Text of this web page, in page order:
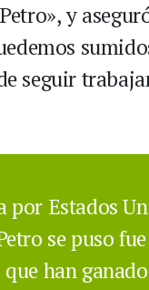
y
seguir
por Estados
se puso
han